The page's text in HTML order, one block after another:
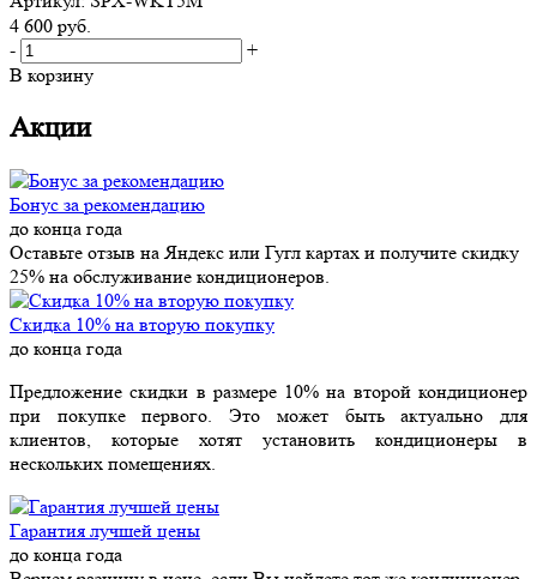
4 600 руб.
-
+
В корзину
Акции
Бонус за рекомендацию
до конца года
Оставьте отзыв на Яндекс или Гугл картах и получите скидку
25% на обслуживание кондиционеров.
Скидка 10% на вторую покупку
до конца года
Предложение скидки в размере 10% на второй кондиционер
при покупке первого. Это может быть актуально для
клиентов, которые хотят установить кондиционеры в
нескольких помещениях.
Гарантия лучшей цены
до конца года